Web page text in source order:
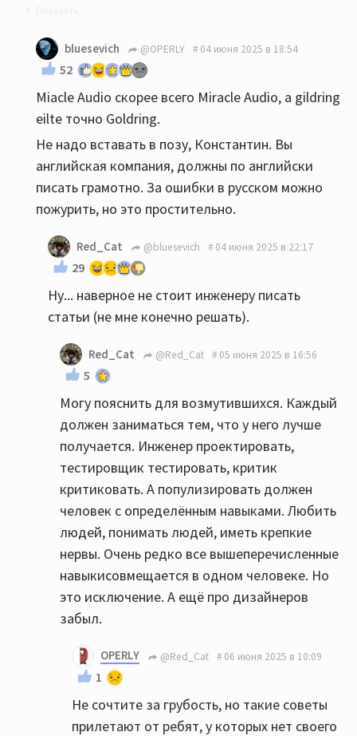
если не трудно, покажите, где именно? Названия
оборудования, винил и цифра - честный копипаст
от предоставленной стороны. Что прислали, то и
помещено. Или еще где-то?
bluesevich @OPERLY 04 июня 2025 в 18:54
52
Miacle Audio скорее всего Miracle Audio, а gildring
eilte точно Goldring.
Не надо вставать в позу, Константин. Вы
английская компания, должны по английски
писать грамотно. За ошибки в русском можно
пожурить, но это простительно.
Red_Cat @bluesevich 04 июня 2025 в 22:17
29
Ну... наверное не стоит инженеру писать
статьи (не мне конечно решать).
Red_Cat @Red_Cat 05 июня 2025 в 16:56
5
Могу пояснить для возмутившихся. Каждый
должен заниматься тем, что у него лучше
получается. Инженер проектировать,
тестировщик тестировать, критик
критиковать. А популизировать должен
человек с определённым навыками. Любить
людей, понимать людей, иметь крепкие
нервы. Очень редко все вышеперечисленные
навыкисовмещается в одном человеке. Но
это исключение. А ещё про дизайнеров
забыл.
OPERLY @Red_Cat 06 июня 2025 в 10:09
1
Не сочтите за грубость, но такие советы
прилетают от ребят, у которых нет своего